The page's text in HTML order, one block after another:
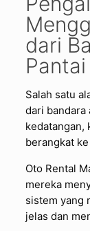
dari
Salah satu
dari bandara
kedatangan,
berangkat
Oto Rental
mereka
sistem yang
jelas dan